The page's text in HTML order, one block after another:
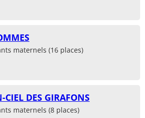
maternels (16 places)
DES GIRAFONS
maternels (8 places)